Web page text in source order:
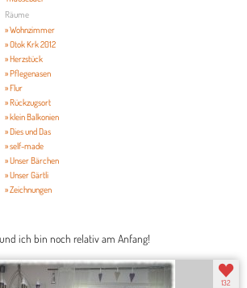
Räume
» Wohnzimmer
» Otok Krk 2012
» Herzstück
» Pflegenasen
» Flur
» Rückzugsort
» klein Balkonien
» Dies und Das
» self-made
» Unser Bärchen
» Unser Gärtli
» Zeichnungen
ich bin noch relativ am Anfang!
132